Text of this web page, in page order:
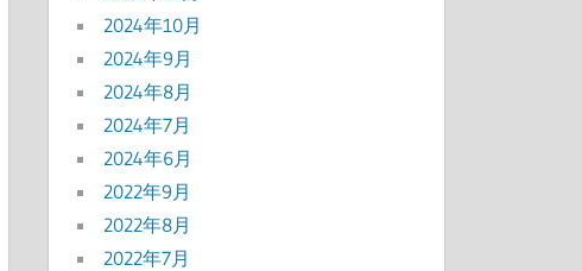
2024年10月
2024年9月
2024年8月
2024年7月
2024年6月
2022年9月
2022年8月
2022年7月